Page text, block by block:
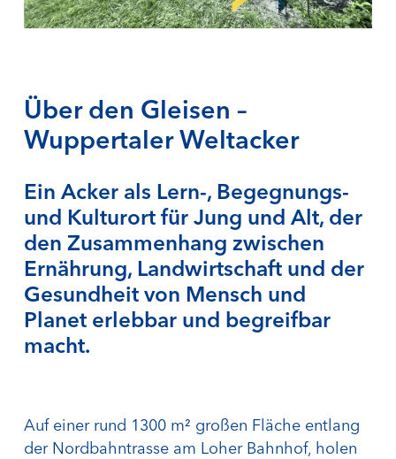
Über den Gleisen –
Wuppertaler Weltacker
Ein Acker als Lern-, Begegnungs-
und Kulturort für Jung und Alt, der
den Zusammenhang zwischen
Ernährung, Landwirtschaft und der
Gesundheit von Mensch und
Planet erlebbar und begreifbar
macht.
Auf einer rund 1300 m² großen Fläche entlang
der Nordbahntrasse am Loher Bahnhof, holen